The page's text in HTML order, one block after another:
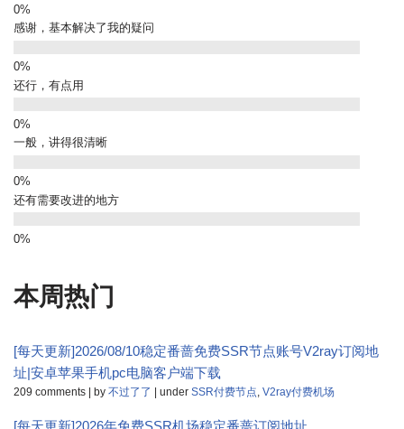
感谢，基本解决了我的疑问
还行，有点用
一般，讲得很清晰
还有需要改进的地方
本周热门
[每天更新]2026/08/10稳定番蔷免费SSR节点账号V2ray订阅地
址|安卓苹果手机pc电脑客户端下载
209 comments | by 不过了了 | under SSR付费节点 V2ray付费机场
[每天更新]2026年免费SSR机场稳定番蔷订阅地址